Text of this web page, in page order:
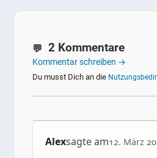
2 Kommentare
Kommentar schreiben →
Du musst Dich an die
Alexsagte am12. März